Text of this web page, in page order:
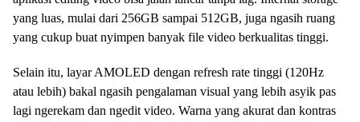
yang luas, mulai dari 256GB sampai 512GB, juga ngasih ruang
yang cukup buat nyimpen banyak file video berkualitas tinggi.
Selain itu, layar AMOLED dengan refresh rate tinggi (120Hz
atau lebih) bakal ngasih pengalaman visual yang lebih asyik pas
lagi ngerekam dan ngedit video. Warna yang akurat dan kontras